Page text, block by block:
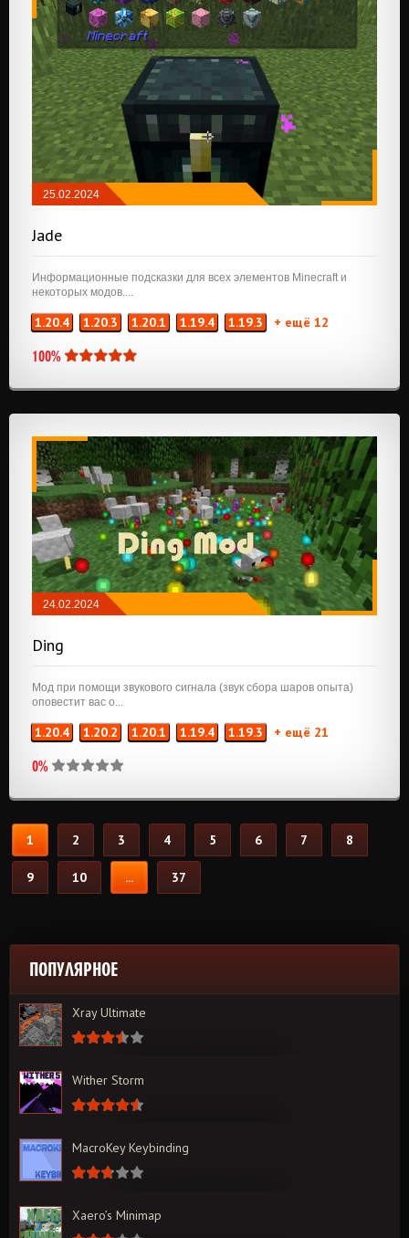
25.02.2024
Jade
Информационные подсказки для всех элементов Minecraft и
некоторых модов....
1.20.4 1.20.3 1.20.1 1.19.4 1.19.3 + ещё 12
100%
24.02.2024
Ding
Мод при помощи звукового сигнала (звук сбора шаров опыта)
оповестит вас о...
1.20.4 1.20.2 1.20.1 1.19.4 1.19.3 + ещё 21
0%
1 2 3 4 5 6 7 8
9 10 ... 37
ПОПУЛЯРНОЕ
Xray Ultimate
Wither Storm
MacroKey Keybinding
Xaero’s Minimap